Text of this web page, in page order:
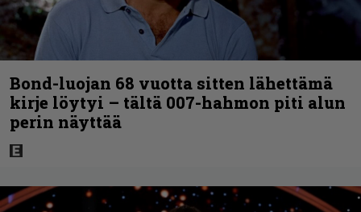
Bond-luojan 68 vuotta sitten lähettämä
kirje löytyi – tältä 007-hahmon piti alun
perin näyttää